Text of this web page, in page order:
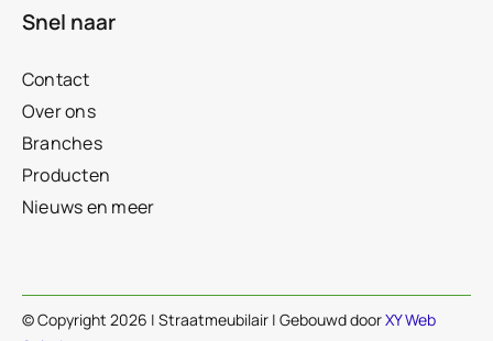
Snel naar
Contact
Over ons
Branches
Producten
Nieuws en meer
© Copyright 2026 | Straatmeubilair | Gebouwd doorXY Web